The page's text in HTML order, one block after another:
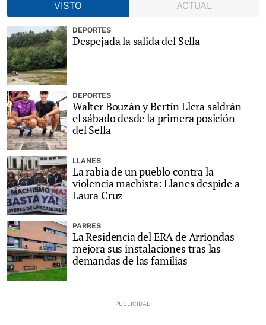
VISTO
ACTUAL
DEPORTES
Despejada la salida del Sella
DEPORTES
Walter Bouzán y Bertín Llera saldrán
el sábado desde la primera posición
del Sella
LLANES
La rabia de un pueblo contra la
violencia machista: Llanes despide a
Laura Cruz
PARRES
La Residencia del ERA de Arriondas
mejora sus instalaciones tras las
demandas de las familias